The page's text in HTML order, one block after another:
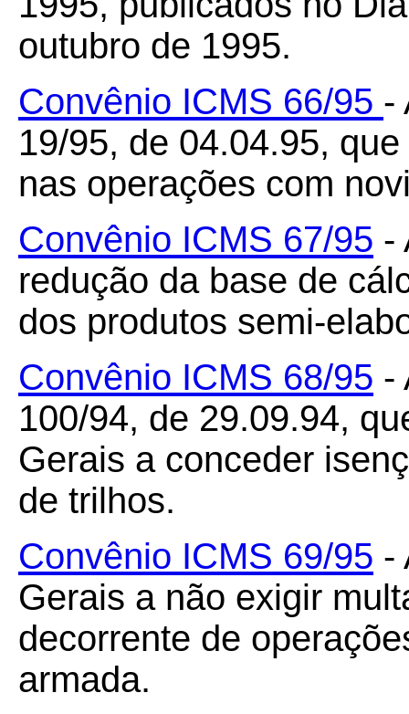
outubro de 1995.
Convênio ICMS 66/95 -
19/95, de 04.04.95,
nas operações com
Convênio ICMS 67/95 -
redução da base de
dos produtos semi-
Convênio ICMS 68/95 -
100/94, de 29.09.94,
Gerais a conceder
de trilhos.
Convênio ICMS 69/95 -
Gerais a não exigir
decorrente de
armada.